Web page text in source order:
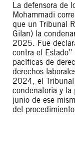
La defensora de
Mohammadi
que un Tribunal
Gilan) la
2025. Fue
contra el
pacíficas de
derechos
2024, el Tribunal
condenatoria y la
junio de ese
del